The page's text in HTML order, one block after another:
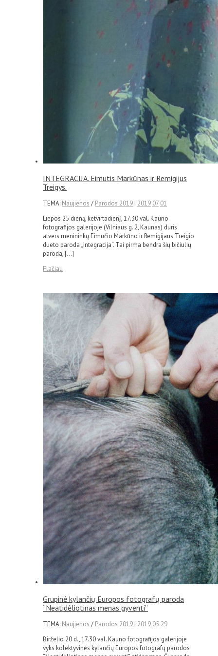
INTEGRACIJA. Eimutis Markūnas ir Remigijus
Treigys.
TEMA: Naujienos / Parodos 2019| 2019 07 01
Liepos 25 dieną, ketvirtadienį, 17.30 val. Kauno
fotografijos galerijoje (Vilniaus g. 2, Kaunas) duris
atvers menininkų Eimučio Markūno ir Remigijaus Treigio
dueto paroda „Integracija“. Tai pirma bendra šių bičiulių
paroda, […]
Plačiau
Grupinė kylančių Europos fotografų paroda
“Neatidėliotinas menas gyventi”
TEMA: Naujienos / Parodos 2019| 2019 05 29
Birželio 20 d., 17.30 val. Kauno fotografijos galerijoje
vyks kolektyvinės kylančių Europos fotografų parodos